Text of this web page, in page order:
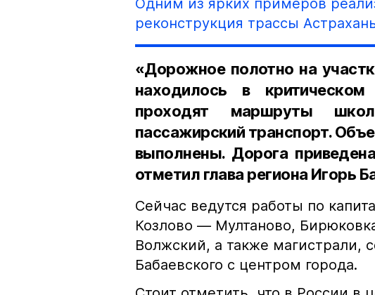
Одним из ярких примеров
реконструкция трассы
«Дорожное полотно на
находилось в
проходят маршруты
пассажирский транспорт.
выполнены. Дорога
отметил глава региона Игорь
Сейчас ведутся работы по
Козлово — Мултаново,
Волжский, а также магистрали,
Бабаевского с центром города.